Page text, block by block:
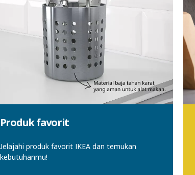
Produk favorit​​​​
Jelajahi produk favorit IKEA dan temukan
kebutuhanmu!​